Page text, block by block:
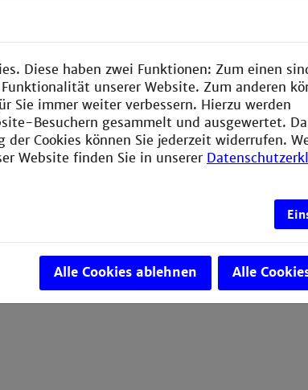
Diese haben zwei Funktionen: Zum einen
unserer Website. Zum anderen
Sie immer weiter verbessern. Hierzu werden
Besuchern gesammelt und ausgewertet.
Cookies können Sie jederzeit widerrufen.
Website finden Sie in unserer
Alle Cookies ablehnen Alle